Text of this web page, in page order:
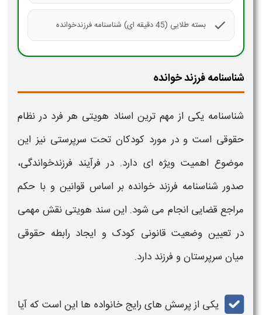
check بسته طلایی (45 دقیقه ای) شناسنامه فرزندخوانده
شناسنامه فرزند خوانده
شناسنامهیکی از مهم‌ ترین اسناد هویتی هر فرد در نظام
حقوقی است و در مورد کودکان تحت سرپرستی نیز این
موضوع اهمیت ویژه‌ ای دارد. در فرآیند فرزندخواندگی،
صدور شناسنامه فرزند خوانده بر اساس قوانین و با حکم
مراجع قضایی انجام می‌ شود. این سند هویتی نقش مهمی
در تعیین وضعیت قانونی کودک و ایجاد رابطه حقوقی
میان سرپرستان و فرزند دارد.
یکی از پرسش‌ های رایج خانواده‌ ها این است که آیا